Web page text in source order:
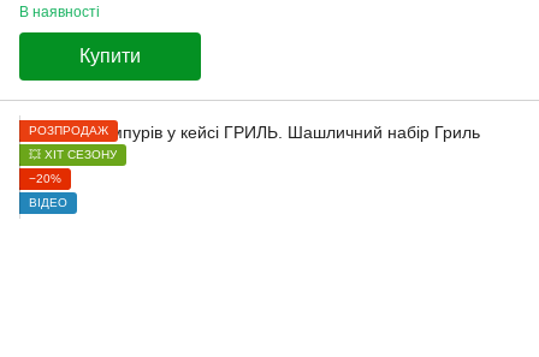
В наявності
Купити
РОЗПРОДАЖ
💥 ХІТ СЕЗОНУ
−20%
ВІДЕО